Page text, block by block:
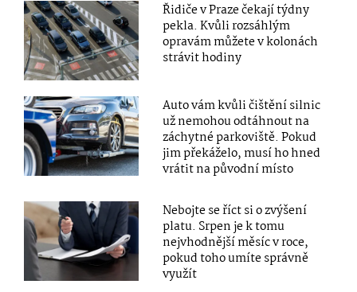
Řidiče v Praze čekají týdny
pekla. Kvůli rozsáhlým
opravám můžete v kolonách
strávit hodiny
Auto vám kvůli čištění silnic
už nemohou odtáhnout na
záchytné parkoviště. Pokud
jim překáželo, musí ho hned
vrátit na původní místo
Nebojte se říct si o zvýšení
platu. Srpen je k tomu
nejvhodnější měsíc v roce,
pokud toho umíte správně
využít